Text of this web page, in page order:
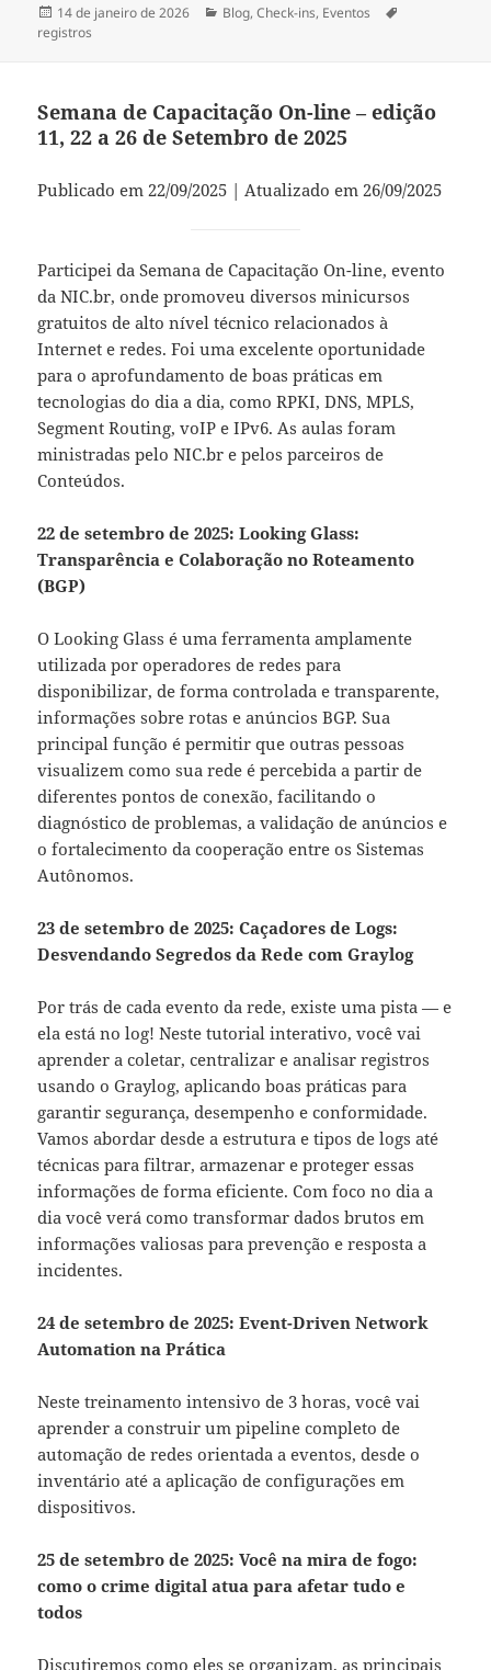
Publicado
em
14 de janeiro de 2026 Categorias
Blog,Check-ins, Eventos
registros
Semana de Capacitação On-line – edição
11, 22 a 26 de Setembro de 2025
Publicado em 22/09/2025 | Atualizado em 26/09/2025
Participei da Semana de Capacitação On-line, evento
da NIC.br, onde promoveu diversos minicursos
gratuitos de alto nível técnico relacionados à
Internet e redes. Foi uma excelente oportunidade
para o aprofundamento de boas práticas em
tecnologias do dia a dia, como RPKI, DNS, MPLS,
Segment Routing, voIP e IPv6. As aulas foram
ministradas pelo NIC.br e pelos parceiros de
Conteúdos.
22 de setembro de 2025: Looking Glass:
Transparência e Colaboração no Roteamento
(BGP)
O Looking Glass é uma ferramenta amplamente
utilizada por operadores de redes para
disponibilizar, de forma controlada e transparente,
informações sobre rotas e anúncios BGP. Sua
principal função é permitir que outras pessoas
visualizem como sua rede é percebida a partir de
diferentes pontos de conexão, facilitando o
diagnóstico de problemas, a validação de anúncios e
o fortalecimento da cooperação entre os Sistemas
Autônomos.
23 de setembro de 2025: Caçadores de Logs:
Desvendando Segredos da Rede com Graylog
Por trás de cada evento da rede, existe uma pista — e
ela está no log! Neste tutorial interativo, você vai
aprender a coletar, centralizar e analisar registros
usando o Graylog, aplicando boas práticas para
garantir segurança, desempenho e conformidade.
Vamos abordar desde a estrutura e tipos de logs até
técnicas para filtrar, armazenar e proteger essas
informações de forma eficiente. Com foco no dia a
dia você verá como transformar dados brutos em
informações valiosas para prevenção e resposta a
incidentes.
24 de setembro de 2025: Event-Driven Network
Automation na Prática
Neste treinamento intensivo de 3 horas, você vai
aprender a construir um pipeline completo de
automação de redes orientada a eventos, desde o
inventário até a aplicação de configurações em
dispositivos.
25 de setembro de 2025: Você na mira de fogo:
como o crime digital atua para afetar tudo e
todos
Discutiremos como eles se organizam, as principais